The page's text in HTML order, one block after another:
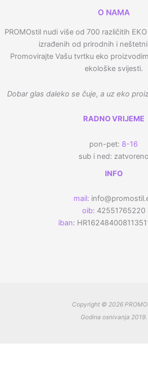
O NAMA
PROMOstil nudi više od 700 različitih
izrađenih od prirodnih i
Promovirajte Vašu tvrtku eko
ekološke svijesti.
Dobar glas daleko se čuje, a uz eko
RADNO VRIJEME
pon-pet: 8-16
sub i ned: zatvoreno
INFO
mail:
oib: 42551765220
iban:
Copyright © 2026
Godina osnivanja 2019.